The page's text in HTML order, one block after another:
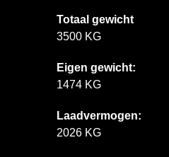
Totaal gewicht
3500 KG
Eigen gewicht:
1474 KG
Laadvermogen:
2026 KG